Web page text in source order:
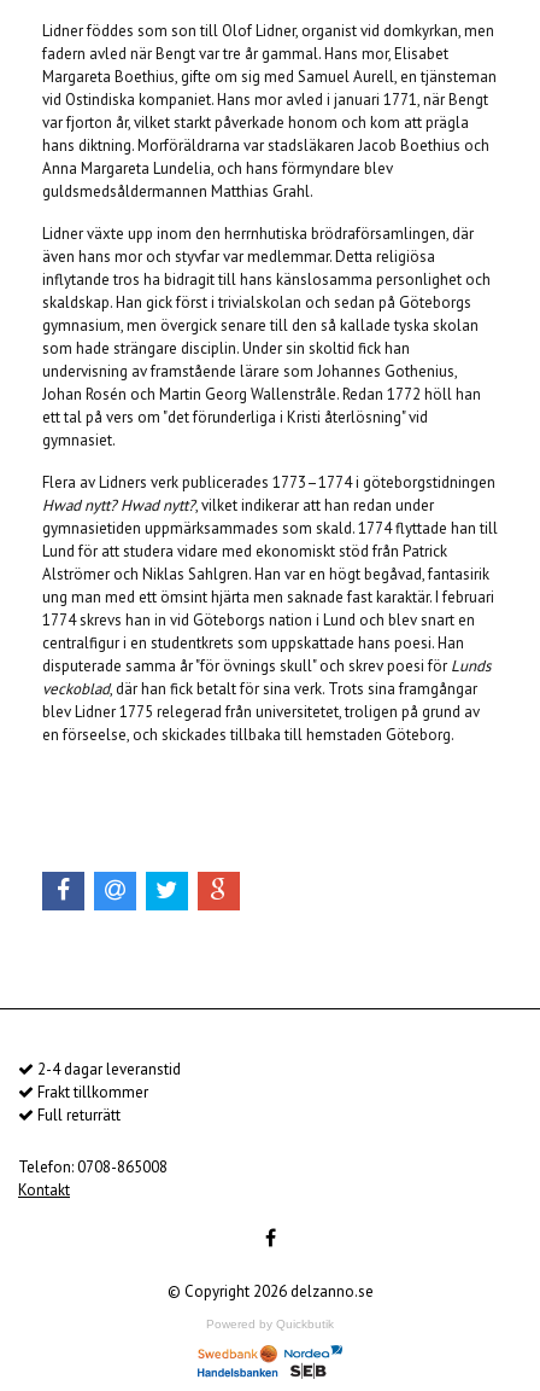
Lidner föddes som son till Olof Lidner, organist vid domkyrkan, men
fadern avled när Bengt var tre år gammal. Hans mor, Elisabet
Margareta Boethius, gifte om sig med Samuel Aurell, en tjänsteman
vid Ostindiska kompaniet. Hans mor avled i januari 1771, när Bengt
var fjorton år, vilket starkt påverkade honom och kom att prägla
hans diktning. Morföräldrarna var stadsläkaren Jacob Boethius och
Anna Margareta Lundelia, och hans förmyndare blev
guldsmedsåldermannen Matthias Grahl.
Lidner växte upp inom den herrnhutiska brödraförsamlingen, där
även hans mor och styvfar var medlemmar. Detta religiösa
inflytande tros ha bidragit till hans känslosamma personlighet och
skaldskap. Han gick först i trivialskolan och sedan på Göteborgs
gymnasium, men övergick senare till den så kallade tyska skolan
som hade strängare disciplin. Under sin skoltid fick han
undervisning av framstående lärare som Johannes Gothenius,
Johan Rosén och Martin Georg Wallenstråle. Redan 1772 höll han
ett tal på vers om "det förunderliga i Kristi återlösning" vid
gymnasiet.
Flera av Lidners verk publicerades 1773–1774 i göteborgstidningen
Hwad nytt? Hwad nytt?, vilket indikerar att han redan under
gymnasietiden uppmärksammades som skald. 1774 flyttade han till
Lund för att studera vidare med ekonomiskt stöd från Patrick
Alströmer och Niklas Sahlgren. Han var en högt begåvad, fantasirik
ung man med ett ömsint hjärta men saknade fast karaktär. I februari
1774 skrevs han in vid Göteborgs nation i Lund och blev snart en
centralfigur i en studentkrets som uppskattade hans poesi. Han
disputerade samma år "för övnings skull" och skrev poesi för Lunds
veckoblad, där han fick betalt för sina verk. Trots sina framgångar
blev Lidner 1775 relegerad från universitetet, troligen på grund av
en förseelse, och skickades tillbaka till hemstaden Göteborg.
2-4 dagar leveranstid
Frakt tillkommer
Full returrätt
Telefon: 0708-865008
Kontakt
© Copyright 2026 delzanno.se
Powered by Quickbutik